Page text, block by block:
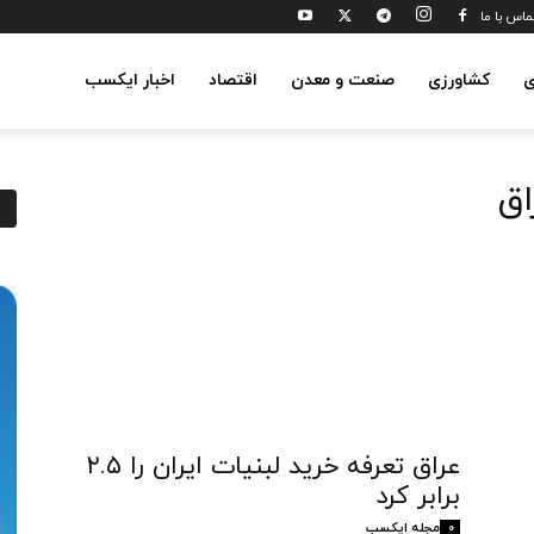
با ما
اخبار ایکسب اقتصاد صنعت و معدن کشاورزی
عراق تعرفه خرید لبنیات ایران را ۲.۵
برابر کرد
مجله ایکسب 0